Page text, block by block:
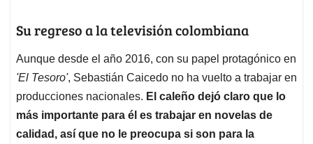
Su regreso a la televisión colombiana
Aunque desde el año 2016, con su papel protagónico en
'El Tesoro', Sebastián Caicedo no ha vuelto a trabajar en
producciones nacionales. El caleño dejó claro que lo
más importante para él es trabajar en novelas de
calidad, así que no le preocupa si son para la